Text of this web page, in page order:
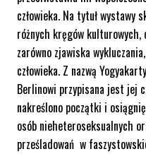
człowieka. Na tytuł wystawy
różnych kręgów
zarówno zjawiska
człowieka. Z nazwą
Berlinowi przypisana jest jej
nakreślono początki i
osób nieheteroseksualnych
prześladowań w